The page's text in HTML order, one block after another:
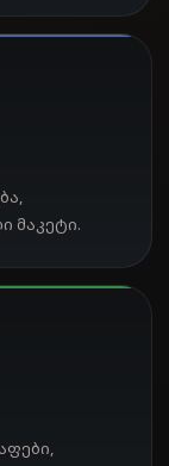
მაკეტი.